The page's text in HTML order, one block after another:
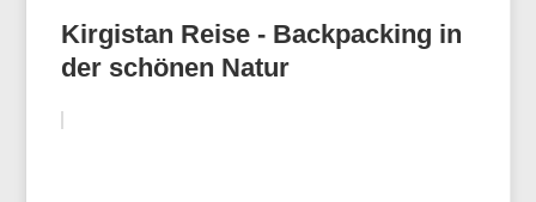
Kirgistan Reise - Backpacking in
der schönen Natur